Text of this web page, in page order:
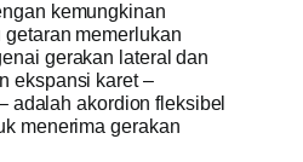
kemungkinan
memerlukan
gerakan lateral dan
ekspansi karet –
adalah akordion fleksibel
menerima gerakan